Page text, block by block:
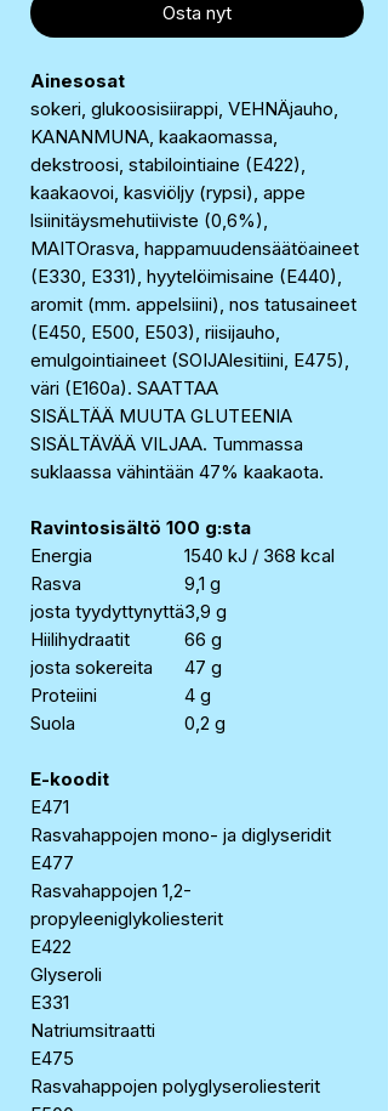
Osta nyt
Ainesosat
sokeri, glukoosisiirappi, VEHNÄjauho,
KANANMUNA, kaakaomassa,
dekstroosi, stabilointiaine (E422),
kaakaovoi, kasviöljy (rypsi), appe
lsiinitäysmehutiiviste (0,6%),
MAITOrasva, happamuudensäätöaineet
(E330, E331), hyytelöimisaine (E440),
aromit (mm. appelsiini), nos tatusaineet
(E450, E500, E503), riisijauho,
emulgointiaineet (SOIJAlesitiini, E475),
väri (E160a). SAATTAA
SISÄLTÄÄ MUUTA GLUTEENIA
SISÄLTÄVÄÄ VILJAA. Tummassa
suklaassa vähintään 47% kaakaota.
Ravintosisältö 100 g:sta
Energia
1540 kJ / 368 kcal
Rasva
9,1 g
josta tyydyttynyttä3,9 g
Hiilihydraatit
66 g
josta sokereita
47 g
Proteiini
4 g
Suola
0,2 g
E-koodit
E471
Rasvahappojen mono- ja diglyseridit
E477
Rasvahappojen 1,2-
propyleeniglykoliesterit
E422
Glyseroli
E331
Natriumsitraatti
E475
Rasvahappojen polyglyseroliesterit